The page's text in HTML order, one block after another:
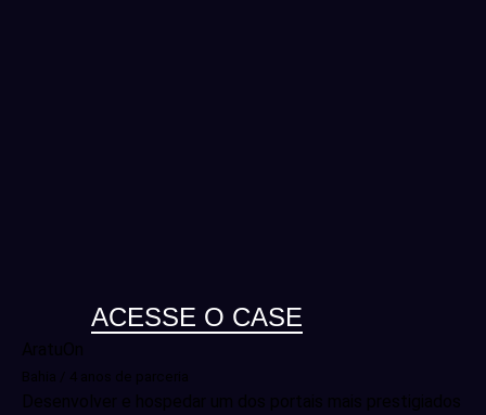
ACESSE O CASE
AratuOn
Bahia / 4 anos de parceria
Desenvolver e hospedar um dos portais mais prestigiados